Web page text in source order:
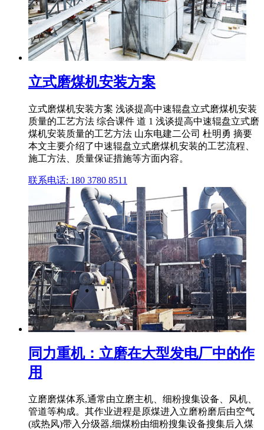
立式磨煤机安装方案
立式磨煤机安装方案 浅谈提高中速辊盘立式磨煤机安装
质量的工艺方法 综合课件 道 1 浅谈提高中速辊盘立式磨
煤机安装质量的工艺方法 山东电建二公司 杜明勇 摘要
本文主要介绍了中速辊盘立式磨煤机安装的工艺流程、
施工方法、质量保证措施等方面内容。
联系电话: 180 3780 8511
同力重机：立磨在大型发电厂中的作
用
立磨磨煤体系,通常由立磨主机、细粉搜集设备、风机、
管道等构成。其作业进程是原煤进入立磨粉磨后由空气
(或热风)带入分级器,细煤粉由细粉搜集设备搜集后入煤